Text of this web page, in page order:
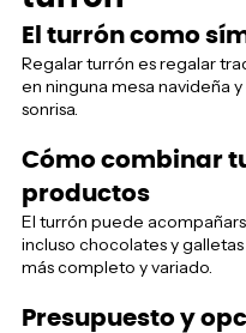
El turrón como
Regalar turrón es regalar
en ninguna mesa navideña
sonrisa.
Cómo combinar
productos
El turrón puede
incluso chocolates y
más completo y variado.
Presupuesto y